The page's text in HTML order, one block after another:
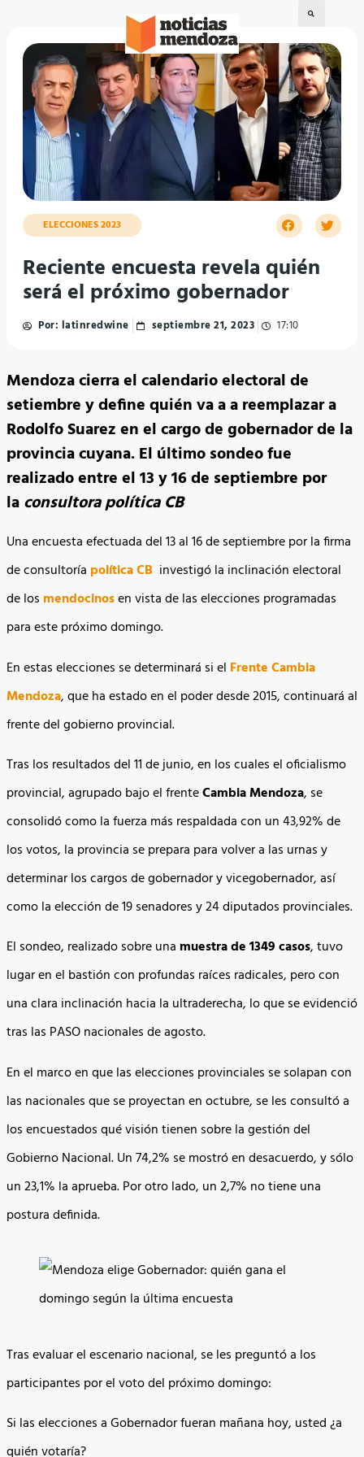
ELECCIONES 2023
Reciente encuesta revela quién
será el próximo gobernador
Por: latinredwine septiembre 21, 2023 17:10
Mendoza cierra el calendario electoral de
setiembre y define quién va a a reemplazar a
Rodolfo Suarez en el cargo de gobernador de la
provincia cuyana. El último sondeo fue
realizado entre el 13 y 16 de septiembre por
laconsultora política CB
Una encuesta efectuada del 13 al 16 de septiembre por la firma
de consultoría políticaCB investigó la inclinación electoral
de los mendocinosen vista de las elecciones programadas
para este próximo domingo.
En estas elecciones se determinará si el Frente Cambia
Mendoza, que ha estado en el poder desde 2015, continuará al
frente del gobierno provincial.
Tras los resultados del 11 de junio, en los cuales el oficialismo
provincial, agrupado bajo el frenteCambia Mendoza, se
consolidó como la fuerza más respaldada con un 43,92% de
los votos, la provincia se prepara para volver a las urnas y
determinar los cargos de gobernador y vicegobernador, así
como la elección de 19 senadores y 24 diputados provinciales.
El sondeo, realizado sobre una muestra de 1349 casos, tuvo
lugar en el bastión con profundas raíces radicales, pero con
una clara inclinación hacia la ultraderecha, lo que se evidenció
tras las PASO nacionales de agosto.
En el marco en que las elecciones provinciales se solapan con
las nacionales que se proyectan en octubre, se les consultó a
los encuestados qué visión tienen sobre la gestión del
Gobierno Nacional. Un 74,2% se mostró en desacuerdo, y sólo
un 23,1% la aprueba. Por otro lado, un 2,7% no tiene una
postura definida.
Tras evaluar el escenario nacional, se les preguntó a los
participantes por el voto del próximo domingo:
Si las elecciones a Gobernador fueran mañana hoy, usted ¿a
quién votaría?